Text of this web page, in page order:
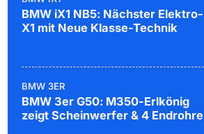
BMW iX1 NB5: Nächster Elektro-
X1 mit Neue Klasse-Technik
BMW 3ER
BMW 3er G50: M350-Erlkönig
zeigt Scheinwerfer & 4 Endrohre